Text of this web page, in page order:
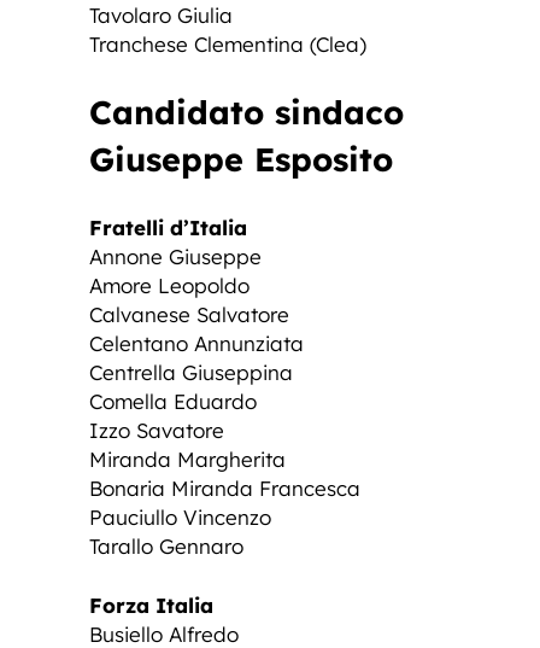
Tavolaro Giulia
Tranchese Clementina (Clea)
Candidato sindaco
Giuseppe Esposito
Fratelli d’Italia
Annone Giuseppe
Amore Leopoldo
Calvanese Salvatore
Celentano Annunziata
Centrella Giuseppina
Comella Eduardo
Izzo Savatore
Miranda Margherita
Bonaria Miranda Francesca
Pauciullo Vincenzo
Tarallo Gennaro
Forza Italia
Busiello Alfredo